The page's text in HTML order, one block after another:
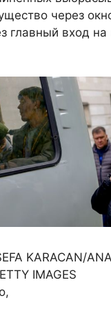
через
главный вход на
KARACAN/
IMAGES